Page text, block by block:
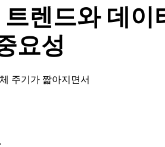
트렌드와 데이
요성
주기가 짧아지면서